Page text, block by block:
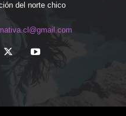
del norte chico